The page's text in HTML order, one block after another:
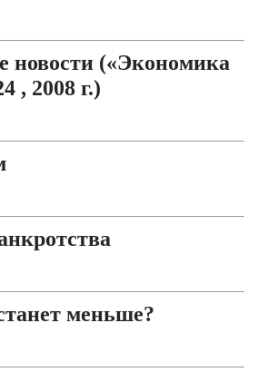
новости («Экономика
, 2008 г.)
меньше?